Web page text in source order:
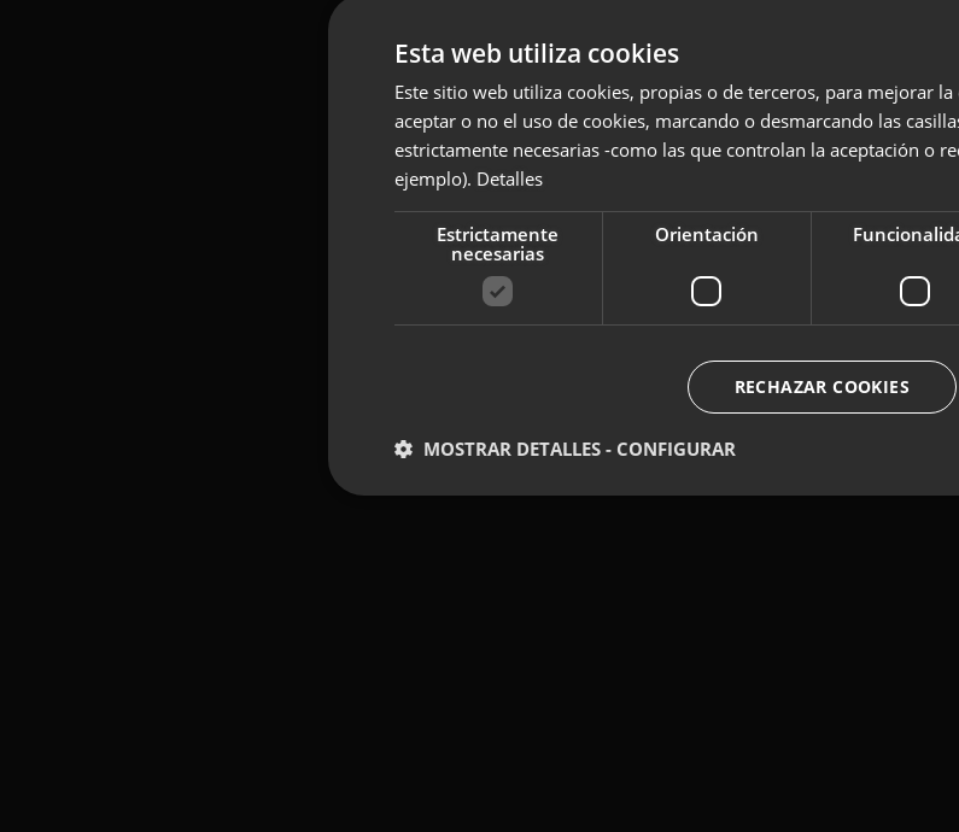
Esta web utiliza cookies
Este sitio web utiliza cookies, propias o de terceros, para mejorar
aceptar o no el uso de cookies, marcando o desmarcando las
estrictamente necesarias -como las que controlan la aceptación o
ejemplo). Detalles
Estrictamente
necesarias
Orientación
RECHAZAR COOKIES
MOSTRAR DETALLES - CONFIGURAR